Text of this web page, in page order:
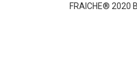
FRAICHE® 2020